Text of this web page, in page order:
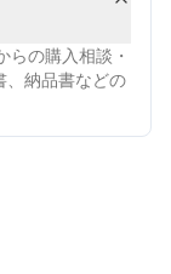
の購入相談・
、納品書などの